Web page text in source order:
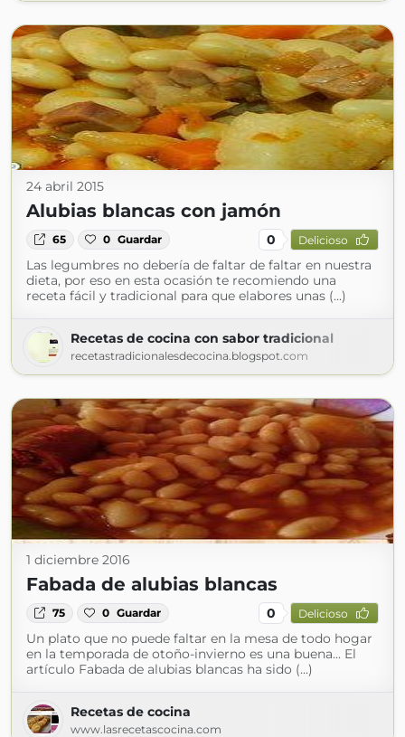
24 abril 2015
Alubias blancas con jamón
65 0 Guardar 0 Delicioso
Las legumbres no debería de faltar de faltar en nuestra
dieta, por eso en esta ocasión te recomiendo una
receta fácil y tradicional para que elabores unas (...)
Recetas de cocina con sabor tradicional
recetastradicionalesdecocina.blogspot.com
1 diciembre 2016
Fabada de alubias blancas
75 0 Guardar 0 Delicioso
Un plato que no puede faltar en la mesa de todo hogar
en la temporada de otoño-invierno es una buena... El
artículo Fabada de alubias blancas ha sido (...)
Recetas de cocina
www.lasrecetascocina.com